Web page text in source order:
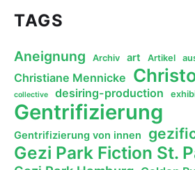
TAGS
Aneignung Archiv art Artikel
Christiane Mennicke
collective desiring-production
Gentrifizierung
Gentrifizierung von innen
Gezi Park Fiction St.